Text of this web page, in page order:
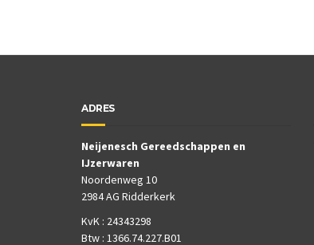
ADRES
Neijenesch Gereedschappen en
IJzerwaren
Noordenweg 10
2984 AG Ridderkerk
KvK : 24343298
Btw : 1366.74.227.B01